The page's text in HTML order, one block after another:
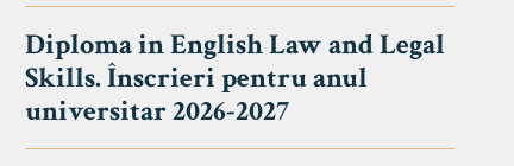
Diploma in English Law and Legal
Skills. Înscrieri pentru anul
universitar 2026-2027